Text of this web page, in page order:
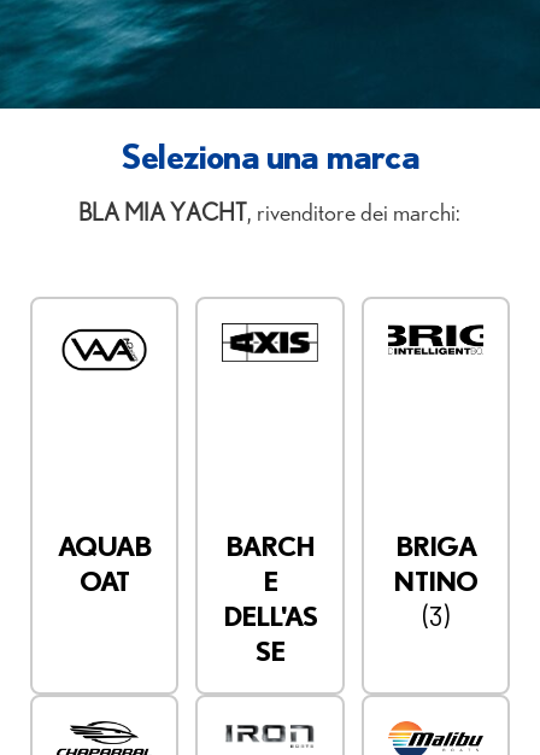
Seleziona una marca
BLA MIA YACHT , rivenditore dei marchi:
AQUAB
OAT
BARCH
E
DELL'AS
SE
BRIGA
NTINO
(3)